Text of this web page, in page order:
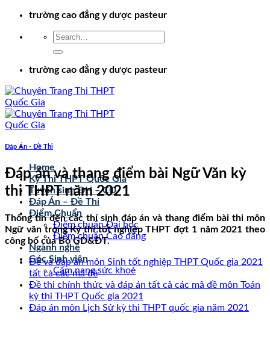
Chuyểntrường cao đẳng y dược pasteur
trường cao đẳng y dược pasteur
Home
Kỳ Thi THPT Quốc Gia
Tuyển sinh ĐH – CĐ
Đáp Án – Đề Thi
Điểm Chuẩn
Điểm chuẩn Đại học
Điểm chuẩn Cao đẳng
Ngành nghề
Góc Sinh viên
Cẩm nang sức khoẻ
Đáp Án - Đề Thi
Đáp án và thang điểm bài Ngữ Văn kỳ
thi THPT năm 2021
Thông tin đến các thí sinh đáp án và thang điểm bài thi môn
Ngữ văn trong Kỳ thi tốt nghiệp THPT đợt 1 năm 2021 theo
công bố của Bộ GD&ĐT.
Đề và đáp án môn Sinh tốt nghiệp THPT Quốc gia 2021
tất cả các mã đề
Đề thi chính thức và đáp án tất cả các mã đề môn Toán
kỳ thi THPT Quốc gia 2021
Đáp án môn Lịch Sử kỳ thi THPT quốc gia năm 2021